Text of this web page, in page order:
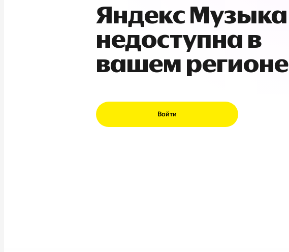
Яндекс Музыка
недоступна в
вашем регионе
Войти